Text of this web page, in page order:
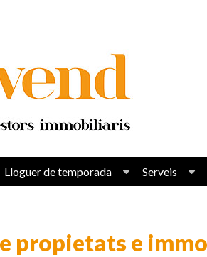
Lloguer de temporada Serveis
propietats e